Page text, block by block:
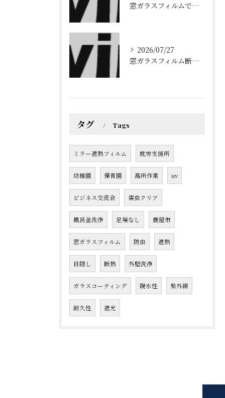
窓ガラスフィルムで店舗用宮崎県導入コストと耐用年数・資産計上まで徹底解説
2026/07/27
窓ガラスフィルム断熱省エネで夏冬の電気代と快適性を両立する方法
タグ Tags
ミラー遮熱フィルム 就労支援所
幼稚園 保育園 高所作業 uv
ビジネス交流会 害虫クリア
風呂釜洗浄 足場なし 鹿屋市
窓ガラスフィルム 防虫 遮熱
目隠し 断熱 外壁洗浄
ガラスコーティング 親水性 紫外線
耐久性 遮光